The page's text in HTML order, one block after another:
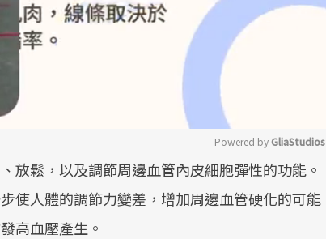
Mute
Powered by GliaStudios
放鬆，以及調節周邊血管內皮細胞彈性的功能。
使人體的調節力變差，增加周邊血管硬化的可能
高血壓產生。